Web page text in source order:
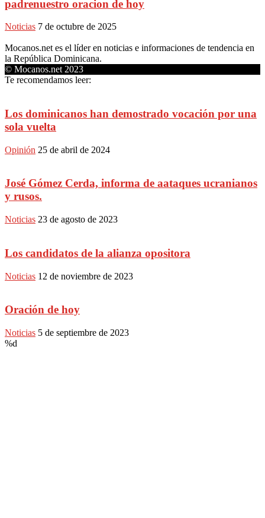
padrenuestro oracion de hoy
Noticias 7 de octubre de 2025
Mocanos.net es el líder en noticias e informaciones de tendencia en
la República Dominicana.
© Mocanos.net 2023
Te recomendamos leer:
Los dominicanos han demostrado vocación por una
sola vuelta
Opinión 25 de abril de 2024
José Gómez Cerda, informa de aataques ucranianos
y rusos.
Noticias 23 de agosto de 2023
Los candidatos de la alianza opositora
Noticias 12 de noviembre de 2023
Oración de hoy
Noticias 5 de septiembre de 2023
%d